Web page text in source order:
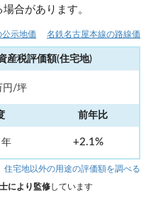
合があります。
示地価 名鉄名古屋本線の路線価
産税評価額(住宅地)
円/坪
前年比
年 +2.1%
住宅地以外の用途の評価額を調べる
により監修しています